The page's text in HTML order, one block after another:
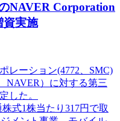
NAVER Corporation
資実施
レーション(4772、SMC)
NAVER）に対する第三
した。
式1株当たり317円で取